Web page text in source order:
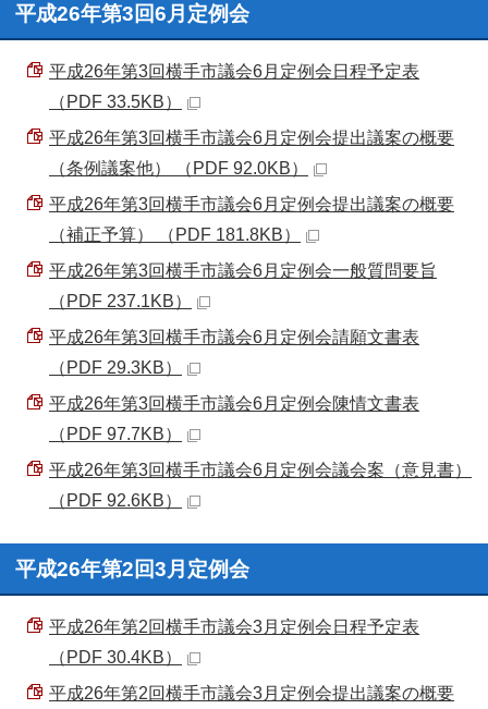
平成26年第3回6月定例会
平成26年第3回横手市議会6月定例会日程予定表
（PDF 33.5KB）
平成26年第3回横手市議会6月定例会提出議案の概要
（条例議案他） （PDF 92.0KB）
平成26年第3回横手市議会6月定例会提出議案の概要
（補正予算） （PDF 181.8KB）
平成26年第3回横手市議会6月定例会一般質問要旨
（PDF 237.1KB）
平成26年第3回横手市議会6月定例会請願文書表
（PDF 29.3KB）
平成26年第3回横手市議会6月定例会陳情文書表
（PDF 97.7KB）
平成26年第3回横手市議会6月定例会議会案（意見書）
（PDF 92.6KB）
平成26年第2回3月定例会
平成26年第2回横手市議会3月定例会日程予定表
（PDF 30.4KB）
平成26年第2回横手市議会3月定例会提出議案の概要